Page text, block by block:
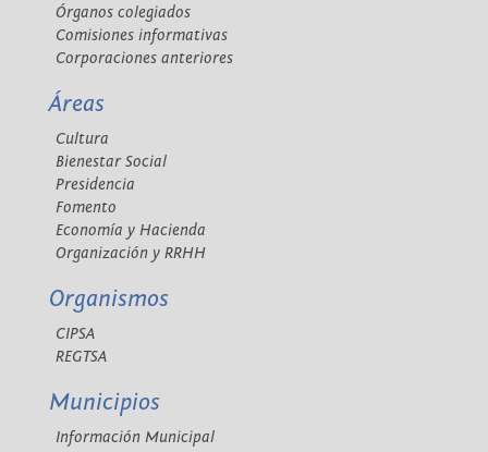
Órganos colegiados
Comisiones informativas
Corporaciones anteriores
Áreas
Cultura
Bienestar Social
Presidencia
Fomento
Economía y Hacienda
Organización y RRHH
Organismos
CIPSA
REGTSA
Municipios
Información Municipal